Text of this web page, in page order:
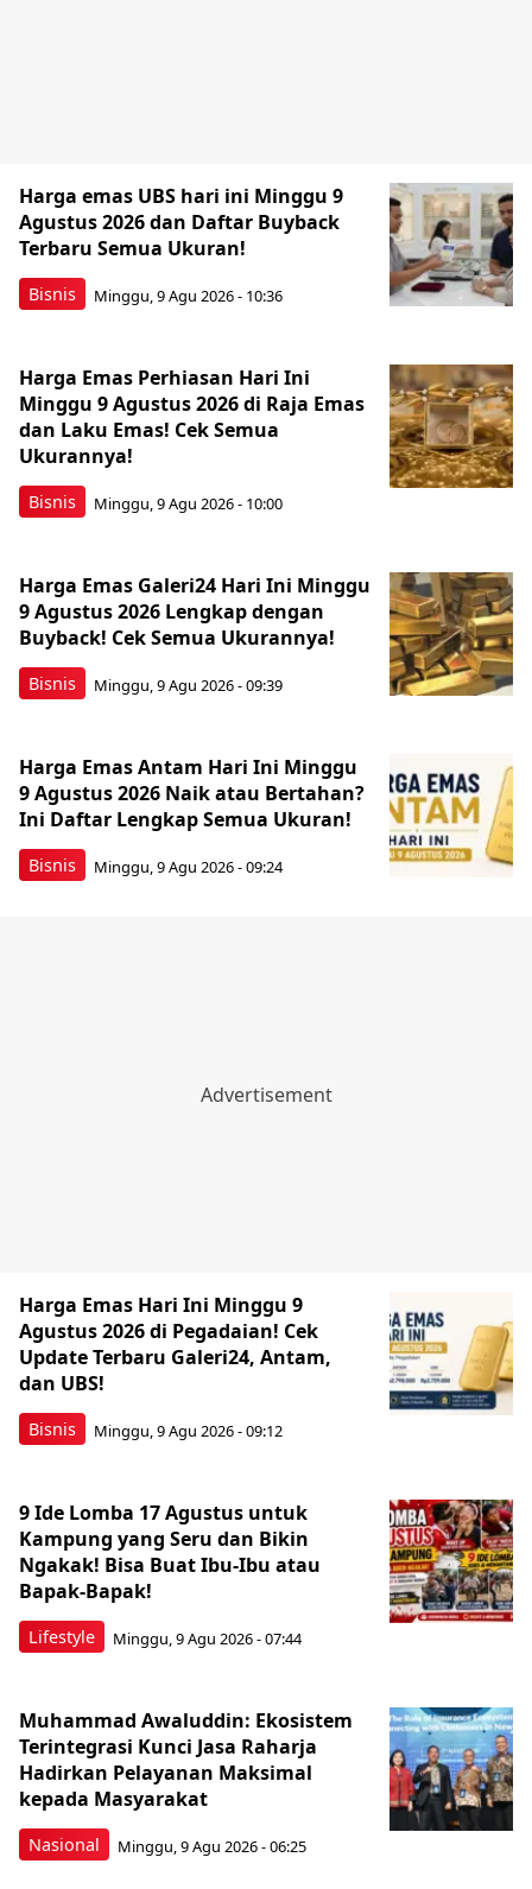
Bisnis
Harga emas UBS hari ini Minggu 9
Agustus 2026 dan Daftar Buyback
Terbaru Semua Ukuran!
Minggu, 9 Agu 2026 - 10:36
Bisnis
Harga Emas Perhiasan Hari Ini
Minggu 9 Agustus 2026 di Raja Emas
dan Laku Emas! Cek Semua
Ukurannya!
Minggu, 9 Agu 2026 - 10:00
Bisnis
Harga Emas Galeri24 Hari Ini Minggu
9 Agustus 2026 Lengkap dengan
Buyback! Cek Semua Ukurannya!
Minggu, 9 Agu 2026 - 09:39
Bisnis
Harga Emas Antam Hari Ini Minggu
9 Agustus 2026 Naik atau Bertahan?
Ini Daftar Lengkap Semua Ukuran!
Minggu, 9 Agu 2026 - 09:24
Bisnis
Harga Emas Hari Ini Minggu 9
Agustus 2026 di Pegadaian! Cek
Update Terbaru Galeri24, Antam,
dan UBS!
Minggu, 9 Agu 2026 - 09:12
Lifestyle
9 Ide Lomba 17 Agustus untuk
Kampung yang Seru dan Bikin
Ngakak! Bisa Buat Ibu-Ibu atau
Bapak-Bapak!
Minggu, 9 Agu 2026 - 07:44
Nasional
Muhammad Awaluddin: Ekosistem
Terintegrasi Kunci Jasa Raharja
Hadirkan Pelayanan Maksimal
kepada Masyarakat
Minggu, 9 Agu 2026 - 06:25